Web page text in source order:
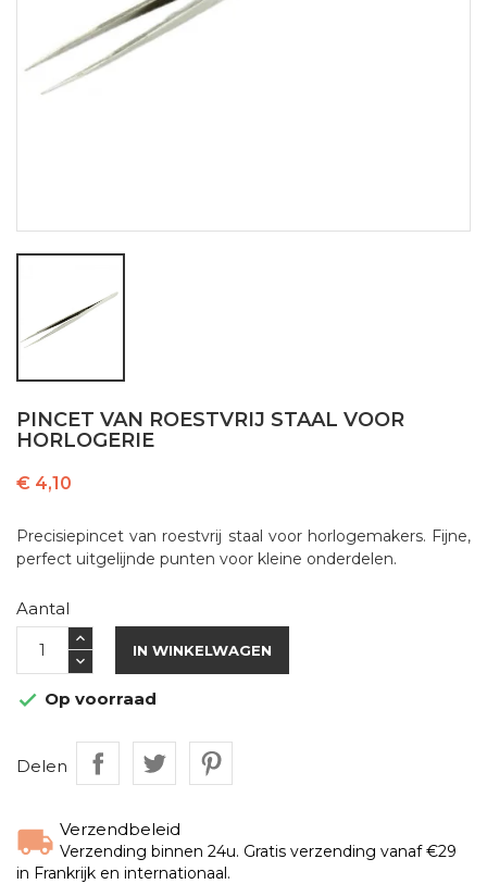
PINCET VAN ROESTVRIJ STAAL VOOR
HORLOGERIE
€ 4,10
Precisiepincet van roestvrij staal voor horlogemakers. Fijne,
perfect uitgelijnde punten voor kleine onderdelen.
Aantal
IN WINKELWAGEN
 Op voorraad
Delen
Verzendbeleid
Verzending binnen 24u. Gratis verzending vanaf €29
in Frankrijk en internationaal.